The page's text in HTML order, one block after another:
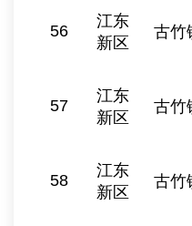
56
江东
新区
古竹
57
江东
新区
古竹
58
江东
新区
古竹